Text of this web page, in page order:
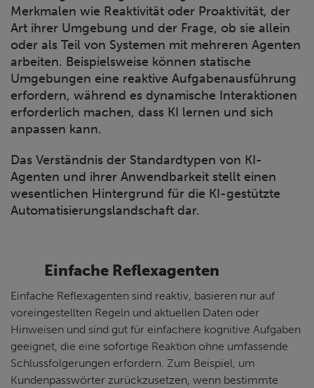
Merkmalen wie Reaktivität oder Proaktivität, der
Art ihrer Umgebung und der Frage, ob sie allein
oder als Teil von Systemen mit mehreren Agenten
arbeiten. Beispielsweise können statische
Umgebungen eine reaktive Aufgabenausführung
erfordern, während es dynamische Interaktionen
erforderlich machen, dass KI lernen und sich
anpassen kann.
Das Verständnis der Standardtypen von KI-
Agenten und ihrer Anwendbarkeit stellt einen
wesentlichen Hintergrund für die KI-gestützte
Automatisierungslandschaft dar.
Einfache Reflexagenten
Einfache Reflexagenten sind reaktiv, basieren nur auf
voreingestellten Regeln und aktuellen Daten oder
Hinweisen und sind gut für einfachere kognitive Aufgaben
geeignet, die eine sofortige Reaktion ohne umfassende
Schlussfolgerungen erfordern. Zum Beispiel, um
Kundenpasswörter zurückzusetzen, wenn bestimmte